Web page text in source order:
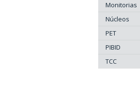
Monitorias
Núcleos
PET
PIBID
TCC